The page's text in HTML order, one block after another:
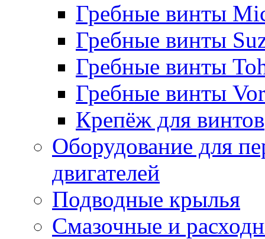
Гребные винты
Гребные винты
Гребные винты
Гребные винты
Крепёж для винтов
Оборудование для
двигателей
Подводные крылья
Смазочные и